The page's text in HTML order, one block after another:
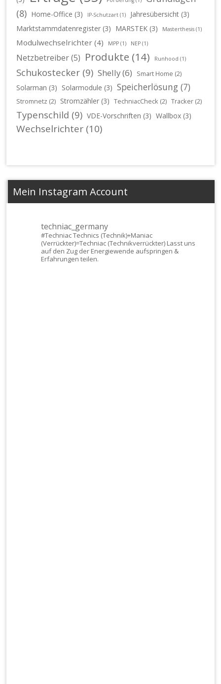
(8) Home-Office (3) IP-Schutzart (1) Jahresübersicht (3)
Marktstammdatenregister (3) MARSTEK (3) Masterthesis (1)
Modulwechselrichter (4) MPP (1) NEP (1)
Netzbetreiber(5) Produkte (14) Runhood (1)
Schukostecker (9) Shelly(6) Smart Home (2)
Solarman (3) Solarmodule (3) Speicherlösung (7)
Stromnetz (2) Stromzähler (3) TechniacCheck (2) Tracker (2)
Typenschild (9) VDE-Vorschriften (3) Wallbox (3)
Wechselrichter (10)
Mein Instagram Account
techniac_germany
#TechniacTechnics (Technik)+Maniac
(Verrückter)=Techniac (Technikverrückter) Lasst uns
auf den Zug der Energiewende aufspringen &
Erfahrungen teilen.